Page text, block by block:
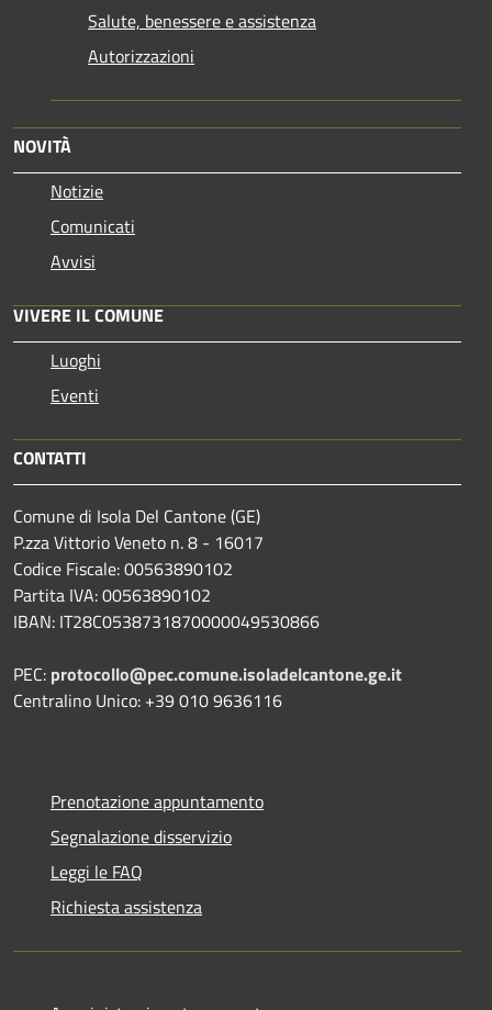
Salute, benessere e assistenza
Autorizzazioni
NOVITÀ
Notizie
Comunicati
Avvisi
VIVERE IL COMUNE
Luoghi
Eventi
CONTATTI
Comune di Isola Del Cantone (GE)
P.zza Vittorio Veneto n. 8 - 16017
Codice Fiscale: 00563890102
Partita IVA: 00563890102
IBAN: IT28C0538731870000049530866
PEC: protocollo@pec.comune.isoladelcantone.ge.it
Centralino Unico: +39 010 9636116
Prenotazione appuntamento
Segnalazione disservizio
Leggi le FAQ
Richiesta assistenza